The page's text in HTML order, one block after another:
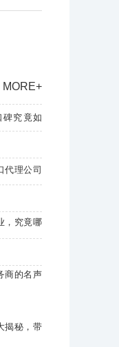
MORE+
碑究竟如
代理公司
，究竟哪
商的名声
揭秘，带